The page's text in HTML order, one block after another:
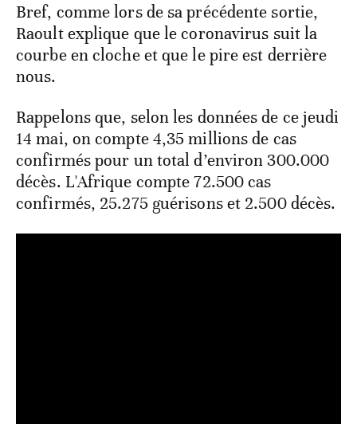
Bref, comme lors de sa précédente sortie,
Raoult explique que le coronavirus suit la
courbe en cloche et que le pire est derrière
nous.
Rappelons que, selon les données de ce jeudi
14 mai, on compte 4,35 millions de cas
confirmés pour un total d’environ 300.000
décès. L'Afrique compte 72.500 cas
confirmés, 25.275 guérisons et 2.500 décès.